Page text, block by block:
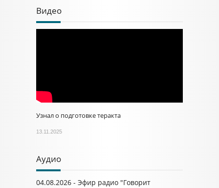
Видео
Узнал о подготовке теракта
13.11.2025
Аудио
04.08.2026 - Эфир радио "Говорит